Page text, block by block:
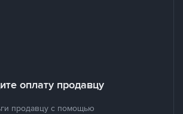
оплату продавцу
продавцу с помощью